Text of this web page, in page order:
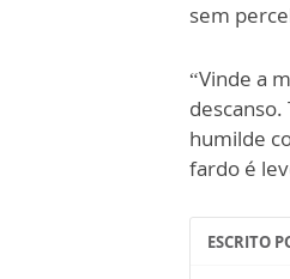
sem
“Vinde a
humilde
fardo é
ESCRITO